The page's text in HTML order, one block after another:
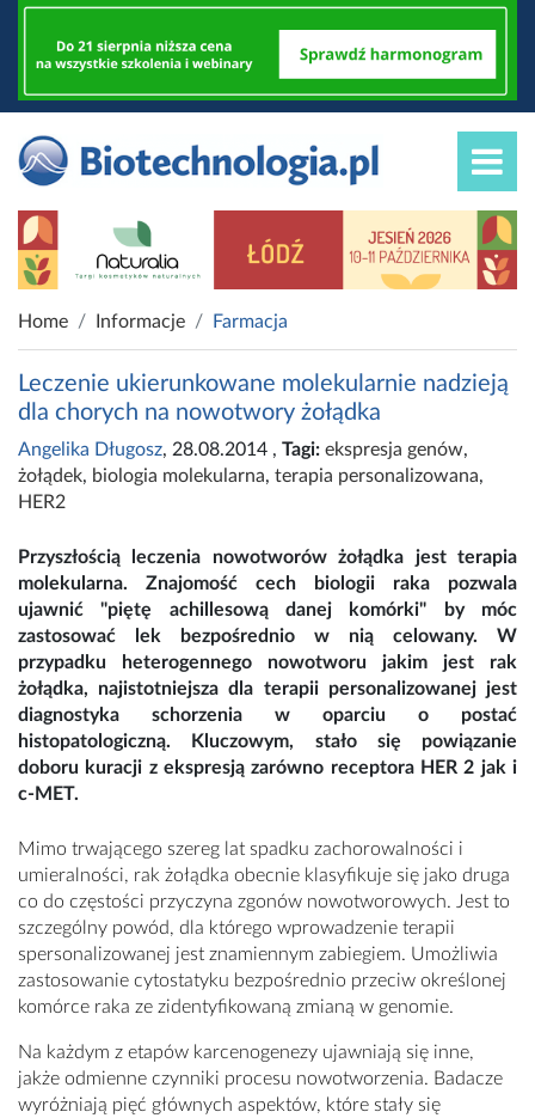
Home Informacje Farmacja
Leczenie ukierunkowane molekularnie nadzieją
dla chorych na nowotwory żołądka
Angelika Długosz, 28.08.2014 , Tagi: ekspresja genów,
żołądek, biologia molekularna, terapia personalizowana,
HER2
Przyszłością leczenia nowotworów żołądka jest terapia
molekularna. Znajomość cech biologii raka pozwala
ujawnić "piętę achillesową danej komórki" by móc
zastosować lek bezpośrednio w nią celowany. W
przypadku heterogennego nowotworu jakim jest rak
żołądka, najistotniejsza dla terapii personalizowanej jest
diagnostyka schorzenia w oparciu o postać
histopatologiczną. Kluczowym, stało się powiązanie
doboru kuracji z ekspresją zarówno receptora HER 2 jak i
c-MET.
Mimo trwającego szereg lat spadku zachorowalności i
umieralności, rak żołądka obecnie klasyfikuje się jako druga
co do częstości przyczyna zgonów nowotworowych. Jest to
szczególny powód, dla którego wprowadzenie terapii
spersonalizowanej jest znamiennym zabiegiem. Umożliwia
zastosowanie cytostatyku bezpośrednio przeciw określonej
komórce raka ze zidentyfikowaną zmianą w genomie.
Na każdym z etapów karcenogenezy ujawniają się inne,
jakże odmienne czynniki procesu nowotworzenia. Badacze
wyróżniają pięć głównych aspektów, które stały się